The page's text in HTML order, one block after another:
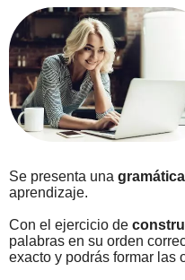
Se presenta una gramática
aprendizaje.
Con el ejercicio de
palabras en su orden
exacto y podrás formar las